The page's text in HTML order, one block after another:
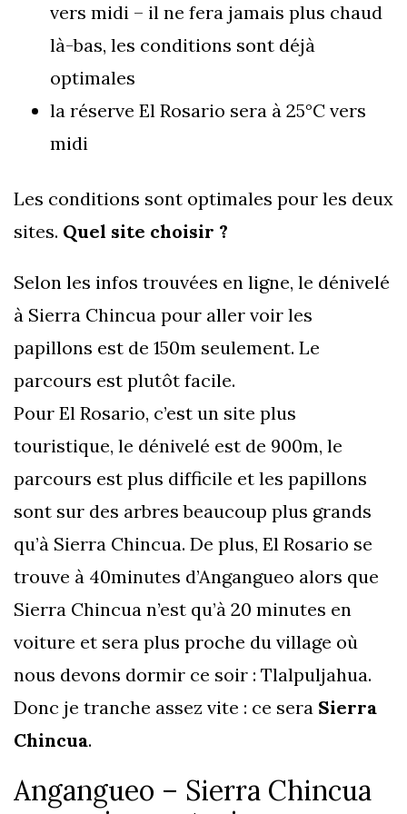
vers midi – il ne fera jamais plus chaud
là-bas, les conditions sont déjà
optimales
la réserve El Rosario sera à 25°C vers
midi
Les conditions sont optimales pour les deux
sites. Quel site choisir ?
Selon les infos trouvées en ligne, le dénivelé
à Sierra Chincua pour aller voir les
papillons est de 150m seulement. Le
parcours est plutôt facile.
Pour El Rosario, c’est un site plus
touristique, le dénivelé est de 900m, le
parcours est plus difficile et les papillons
sont sur des arbres beaucoup plus grands
qu’à Sierra Chincua. De plus, El Rosario se
trouve à 40minutes d’Angangueo alors que
Sierra Chincua n’est qu’à 20 minutes en
voiture et sera plus proche du village où
nous devons dormir ce soir : Tlalpuljahua.
Donc je tranche assez vite : ce sera Sierra
Chincua.
Angangueo – Sierra Chincua